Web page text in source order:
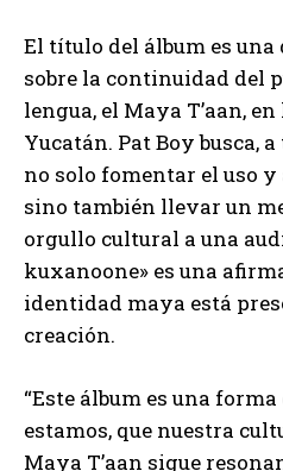
El título del álbum es
sobre la continuidad del
lengua, el Maya T’aan,
Yucatán. Pat Boy busca,
no solo fomentar el uso
sino también llevar un
orgullo cultural a una
kuxanoone» es una
identidad maya está
creación.
“Este álbum es una
estamos, que nuestra
Maya T’aan sigue